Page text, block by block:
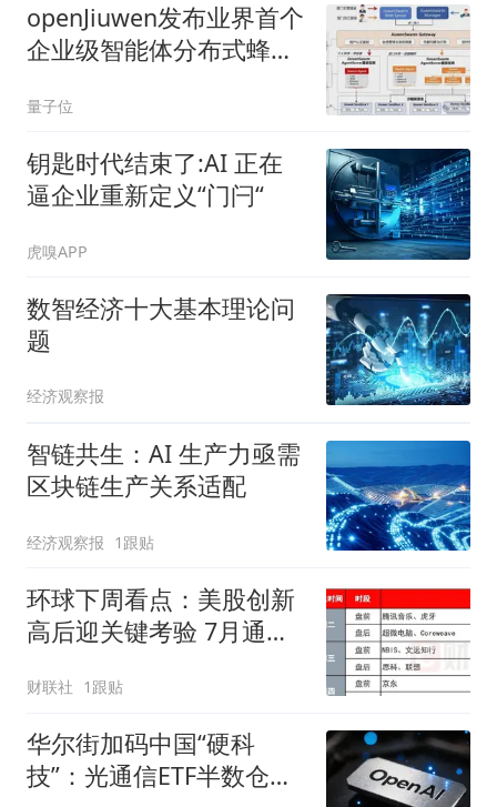
openJiuwen发布业界首个
企业级智能体分布式蜂群
金融生产环境
量子位
钥匙时代结束了:AI 正在
逼企业重新定义“门闩“
虎嗅APP
数智经济十大基本理论问
题
经济观察报
智链共生：AI 生产力亟需
区块链生产关系适配
经济观察报 1跟贴
环球下周看点：美股创新
高后迎关键考验 7月通胀
策走向
财联社 1跟贴
华尔街加码中国“硬科
技”：光通信ETF半数仓位